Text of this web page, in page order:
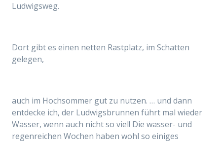
Ludwigsweg.
Dort gibt es einen netten Rastplatz, im Schatten
gelegen,
auch im Hochsommer gut zu nutzen. … und dann
entdecke ich, der Ludwigsbrunnen führt mal wieder
Wasser, wenn auch nicht so viel! Die wasser- und
regenreichen Wochen haben wohl so einiges